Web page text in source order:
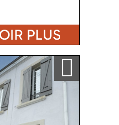
PLUS
Ajouter a ma sélection